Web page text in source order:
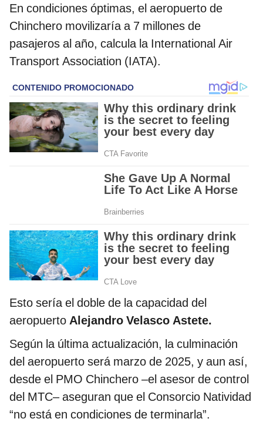
En condiciones óptimas, el aeropuerto de
Chinchero movilizaría a 7 millones de
pasajeros al año, calcula la International Air
Transport Association (IATA).
Esto sería el doble de la capacidad del
aeropuerto Alejandro Velasco Astete.
Según la última actualización, la culminación
del aeropuerto será marzo de 2025, y aun así,
desde el PMO Chinchero –el asesor de control
del MTC– aseguran que el Consorcio Natividad
“no está en condiciones de terminarla”.